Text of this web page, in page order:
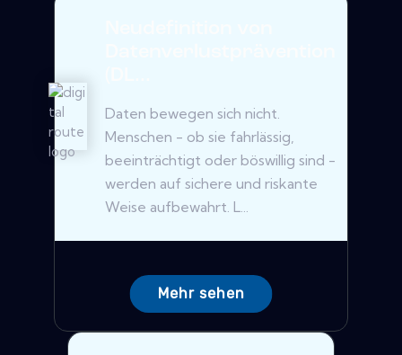
Daten bewegen sich nicht.
Menschen - ob sie fahrlässig,
beeinträchtigt oder böswillig sind -
werden auf sichere und riskante
Weise aufbewahrt. L...
Mehr sehen